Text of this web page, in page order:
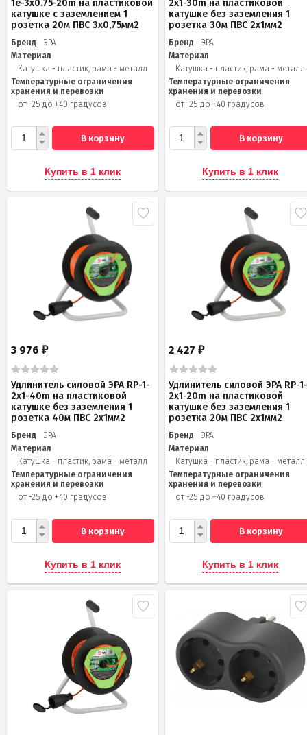
1e-3х0.75-20m на пластиковой
катушке c заземлением 1
розетка 20м ПВС 3х0,75мм2
Бренд
ЭРА
Материал
Катушка - пластик, рама - металл
Температурные ограничения
хранения и перевозки
от -25 до +40 градусов
В корзину
Купить в 1 клик
2x1-30m на пластиковой
катушке без заземления 1
розетка 30м ПВС 2x1мм2
Бренд
ЭРА
Материал
Катушка - пластик, рама - металл
Температурные ограничения
хранения и перевозки
от -25 до +40 градусов
В корзину
Купить в 1 клик
3 976 ₽
Удлинитель силовой ЭРА RP-1-
2x1-40m на пластиковой
катушке без заземления 1
розетка 40м ПВС 2x1мм2
Бренд
ЭРА
Материал
Катушка - пластик, рама - металл
Температурные ограничения
хранения и перевозки
от -25 до +40 градусов
В корзину
Купить в 1 клик
2 427₽
Удлинитель силовой ЭРА RP-
2x1-20m на пластиковой
катушке без заземления 1
розетка 20м ПВС 2х1мм2
Бренд
ЭРА
Материал
Катушка - пластик, рама - металл
Температурные ограничения
хранения и перевозки
от -25 до +40 градусов
В корзину
Купить в 1 клик